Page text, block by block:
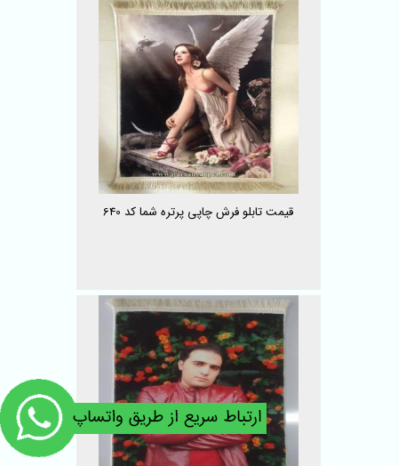
قیمت تابلو فرش چاپی پرتره شما کد 640